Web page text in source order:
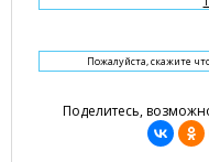
Пожалуйста, скажите
Поделитесь,